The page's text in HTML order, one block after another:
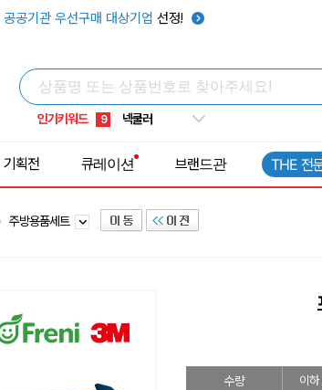
공공기관 우선구매 대상기업 선정!
인기키워드
5 키캡
8 쿨토시
9 넥쿨러
1 선풍기
기획전 큐레이션 브랜드관 THE 전
주방용품세트
수량 이하